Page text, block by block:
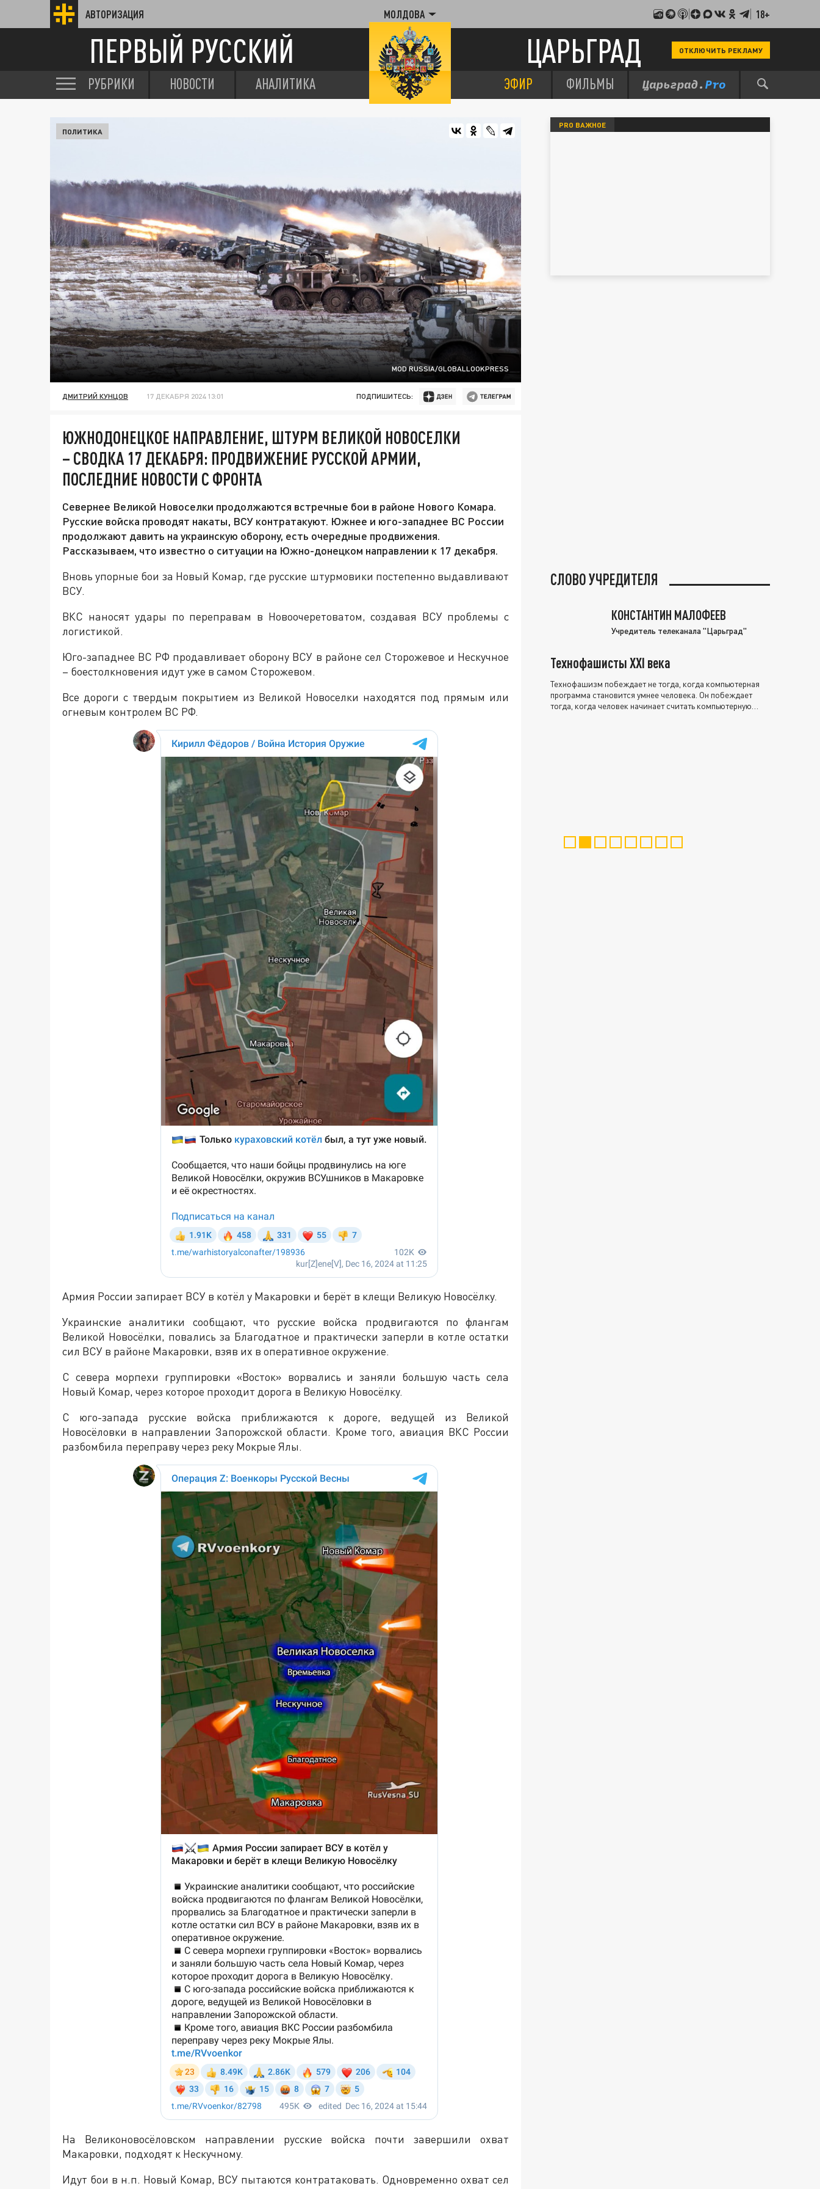
АВТОРИЗАЦИЯ МОЛДОВА 18+
ПЕРВЫЙ РУССКИЙ ЦАРЬГРАД ОТКЛЮЧИТЬ РЕКЛАМУ
РУБРИКИ НОВОСТИ АНАЛИТИКА ЭФИР ФИЛЬМЫ
MOD RUSSIA/GLOBALLOOKPRESS
ПОЛИТИКА
ДМИТРИЙ КУНЦОВ 17 ДЕКАБРЯ 2024 13:01 ПОДПИШИТЕСЬ:
ЮЖНОДОНЕЦКОЕ НАПРАВЛЕНИЕ, ШТУРМ ВЕЛИКОЙ НОВОСЕЛКИ
– СВОДКА 17 ДЕКАБРЯ: ПРОДВИЖЕНИЕ РУССКОЙ АРМИИ,
ПОСЛЕДНИЕ НОВОСТИ С ФРОНТА
Севернее Великой Новоселки продолжаются встречные бои в районе Нового Комара.
Русские войска проводят накаты, ВСУ контратакуют. Южнее и юго-западнее ВС России
продолжают давить на украинскую оборону, есть очередные продвижения.
Рассказываем, что известно о ситуации на Южно-донецком направлении к 17 декабря.
Вновь упорные бои за Новый Комар, где русские штурмовики постепенно выдавливают
ВСУ.
ВКС наносят удары по переправам в Новоочеретоватом, создавая ВСУ проблемы с
логистикой.
Юго-западнее ВС РФ продавливает оборону ВСУ в районе сел Сторожевое и Нескучное
– боестолкновения идут уже в самом Сторожевом.
Все дороги с твердым покрытием из Великой Новоселки находятся под прямым или
огневым контролем ВС РФ.
Армия России запирает ВСУ в котёл у Макаровки и берёт в клещи Великую Новосёлку.
Украинские аналитики сообщают, что русские войска продвигаются по флангам
Великой Новосёлки, повались за Благодатное и практически заперли в котле остатки
сил ВСУ в районе Макаровки, взяв их в оперативное окружение.
С севера морпехи группировки «Восток» ворвались и заняли большую часть села
Новый Комар, через которое проходит дорога в Великую Новосёлку.
С юго-запада русские войска приближаются к дороге, ведущей из Великой
Новосёловки в направлении Запорожской области. Кроме того, авиация ВКС России
разбомбила переправу через реку Мокрые Ялы.
На Великоновосёловском направлении русские войска почти завершили охват
Макаровки, подходят к Нескучному.
Идут бои в н.п. Новый Комар, ВСУ пытаются контратаковать. Одновременно охват сел
PRO ВАЖНОЕ
СЛОВО УЧРЕДИТЕЛЯ
КОНСТАНТИН МАЛОФЕЕВ
Учредитель телеканала "Царьград"
Технофашисты XXI века
Технофашизм побеждает не тогда, когда компьютерная
программа становится умнее человека. Он побеждает
тогда, когда человек начинает считать компьютерную